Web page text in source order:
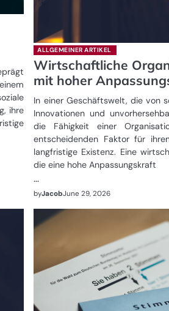
ihre
ALLGEMEINER ARTIKEL
Wirtschaftliche
mit hoher
In einer Geschäftswelt, die von
Innovationen und
die Fähigkeit einer
entscheidenden Faktor für
langfristige Existenz. Eine
die eine hohe Anpassungskraft
…
byJacobJune 29, 2026